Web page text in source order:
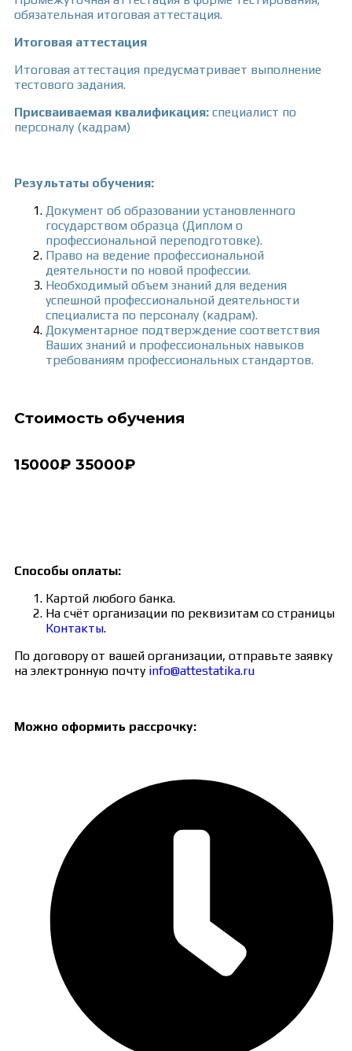
обязательная итоговая аттестация.
Итоговая аттестация
Итоговая аттестация предусматривает выполнение
тестового задания.
Присваиваемая квалификация: специалист по
персоналу (кадрам)
Результаты обучения:
Документ об образовании установленного
государством образца (Диплом о
профессиональной переподготовке).
Право на ведение профессиональной
деятельности по новой профессии.
Необходимый объем знаний для ведения
успешной профессиональной деятельности
специалиста по персоналу (кадрам).
Документарное подтверждение соответствия
Ваших знаний и профессиональных навыков
требованиям профессиональных стандартов.
Стоимость обучения
15000₽ 35000₽
Способы оплаты:
Картой любого банка.
На счёт организации по реквизитам со страницы
Контакты.
По договору от вашей организации, отправьте заявку
на электронную почту info@attestatika.ru
Можно оформить рассрочку: